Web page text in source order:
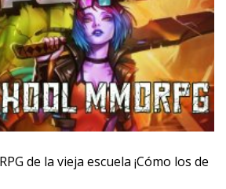
de la vieja escuela ¡Cómo los de